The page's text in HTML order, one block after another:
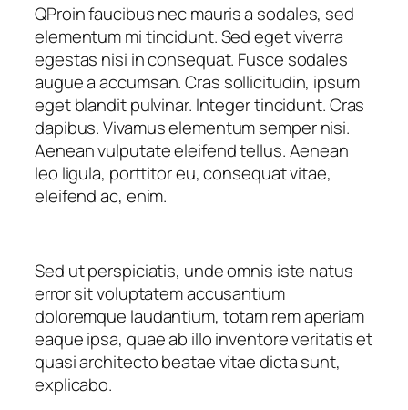
QProin faucibus nec mauris a sodales, sed
elementum mi tincidunt. Sed eget viverra
egestas nisi in consequat. Fusce sodales
augue a accumsan. Cras sollicitudin, ipsum
eget blandit pulvinar. Integer tincidunt. Cras
dapibus. Vivamus elementum semper nisi.
Aenean vulputate eleifend tellus. Aenean
leo ligula, porttitor eu, consequat vitae,
eleifend ac, enim.
Sed ut perspiciatis, unde omnis iste natus
error sit voluptatem accusantium
doloremque laudantium, totam rem aperiam
eaque ipsa, quae ab illo inventore veritatis et
quasi architecto beatae vitae dicta sunt,
explicabo.